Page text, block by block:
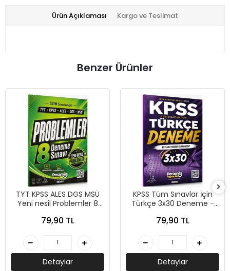
Ürün Açıklaması Kargo ve Teslimat
Benzer Ürünler
TYT KPSS ALES DGS MSÜ
Yeni nesil Problemler 8
Yayıncılık
79,90 TL
Detaylar
KPSS Tüm Sınavlar İçin
Türkçe 3x30 Deneme -
79,90 TL
Detaylar